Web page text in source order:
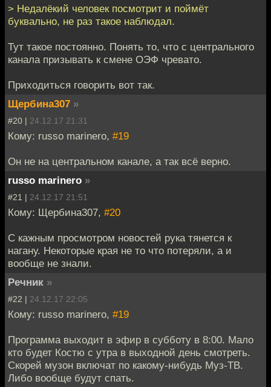
> Недалёкий человек посмотрит и поймёт
буквально, не раз такое наблюдал.
Тут такое постоянно. Понять то, что с центрального
канала призывать к смене ОЭФ чревато.
Приходиться говорить вот так.
Щербина307 »
#20 | 24.12.17 21:31
Кому: russo marinero, #19
Он не на центральном канале, а так всё верно.
russo marinero »
#21 | 24.12.17 21:51
Кому: Щербина307, #20
С кажным просмотром новостей рука тянется к
нагану. Некоторые края не то что потеряли, а и
вообще не знали.
Речник »
#22 | 24.12.17 22:05
Кому: russo marinero, #19
Программа выходит в эфир в субботу в 8:00. Мало
кто будет Костю с утра в выходной день смотреть.
Скорей музон включат по какому-нибудь Муз-ТВ.
Либо вообще будут спать.